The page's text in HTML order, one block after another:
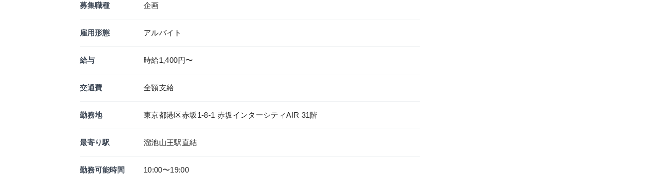
募集職種 企画
雇用形態 アルバイト
給与 時給1,400円〜
交通費 全額支給
勤務地 東京都港区赤坂1-8-1 赤坂インターシティAIR 31階
最寄り駅 溜池山王駅直結
勤務可能時間 10:00〜19:00